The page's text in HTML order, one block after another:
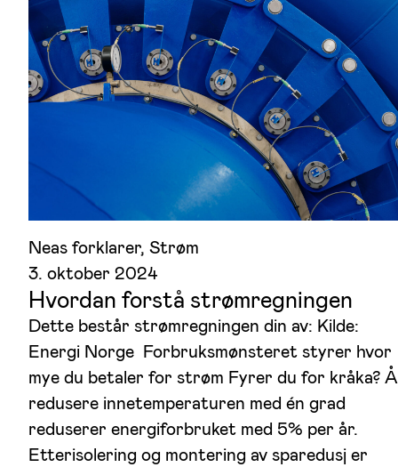
Neas forklarer, Strøm
3. oktober 2024
Hvordan forstå strømregningen
Dette består strømregningen din av: Kilde:
Energi Norge Forbruksmønsteret styrer hvor
mye du betaler for strøm Fyrer du for kråka? Å
redusere innetemperaturen med én grad
reduserer energiforbruket med 5% per år.
Etterisolering og montering av sparedusj er